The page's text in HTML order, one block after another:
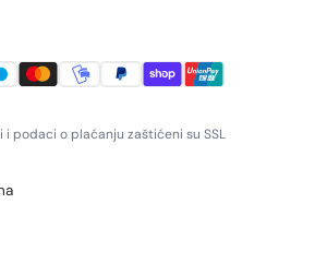
podaci o plaćanju zaštićeni su SSL